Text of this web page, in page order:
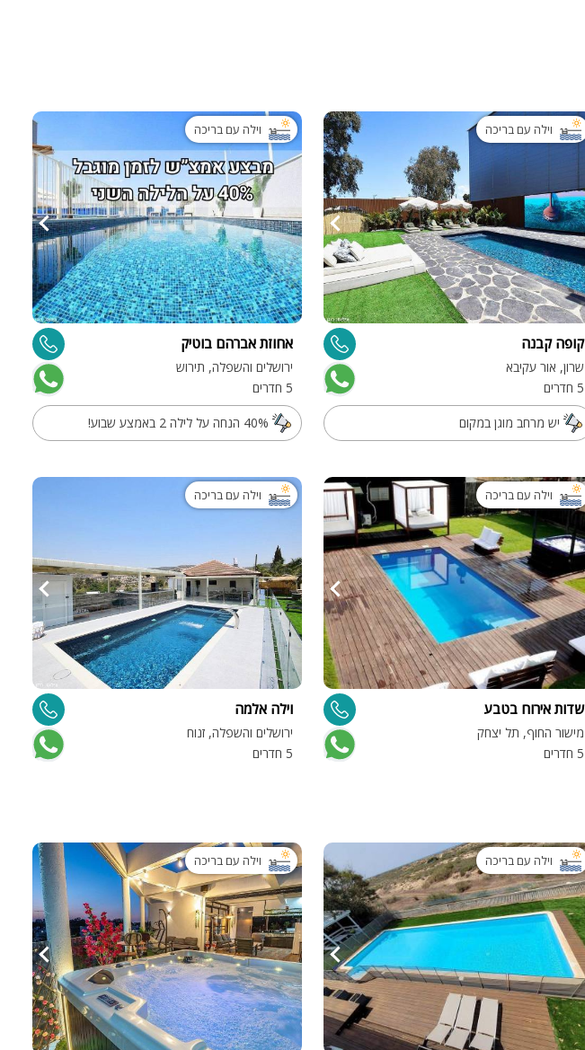
בריכה מקורה
מסך lcd
מרפסת
מטבח
משפחות
גדולות
מיטה זוגית
hot
מחירים
בזול
בתי נופש
שולחן פול
הוקי אוויר
חדר קולנוע
שף
נוף
וילה עם בריכה
קופה קבנה
שרון, אור עקיבא
5 חדרים
יש מרחב מוגן במקום
וילה עם בריכה
אחוזת אברהם בוטיק
ירושלים והשפלה, תירוש
5 חדרים
40% הנחה על לילה 2 באמצע שבוע!
וילה עם בריכה
שדות אירוח בטבע
מישור החוף, תל יצחק
5 חדרים
וילה עם בריכה
וילה אלמה
ירושלים והשפלה, זנוח
5 חדרים
וילה עם בריכה וילה עם בריכה